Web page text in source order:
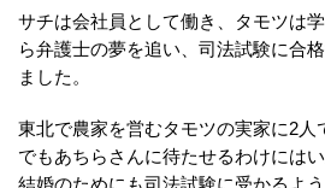
サチは会社員として働き、タモツは
ら弁護士の夢を追い、司法試験に合
ました。
東北で農家を営むタモツの実家に2人
でもあちらさんに待たせるわけには
結婚のためにも司法試験に受かるよ